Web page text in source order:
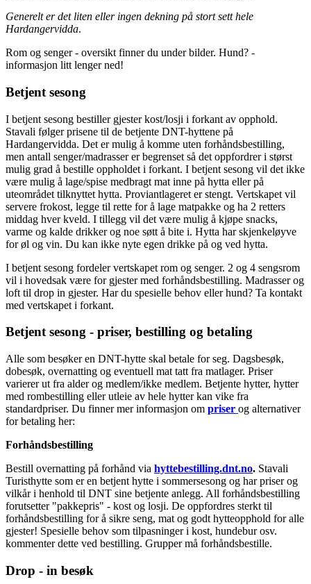
Generelt er det liten eller ingen dekning på stort sett hele
Hardangervidda.
Rom og senger - oversikt finner du under bilder. Hund? -
informasjon litt lenger ned!
Betjent sesong
I betjent sesong bestiller gjester kost/losji i forkant av opphold.
Stavali følger prisene til de betjente DNT-hyttene på
Hardangervidda. Det er mulig å komme uten forhåndsbestilling,
men antall senger/madrasser er begrenset så det oppfordrer i størst
mulig grad å bestille oppholdet i forkant. I betjent sesong vil det ikke
være mulig å lage/spise medbragt mat inne på hytta eller på
uteområdet tilknyttet hytta. Proviantlageret er stengt. Vertskapet vil
servere frokost, legge til rette for å lage matpakke og ha 2 retters
middag hver kveld. I tillegg vil det være mulig å kjøpe snacks,
varme og kalde drikker og noe søtt å bite i. Hytta har skjenkeløyve
for øl og vin. Du kan ikke nyte egen drikke på og ved hytta.
I betjent sesong fordeler vertskapet rom og senger. 2 og 4 sengsrom
vil i hovedsak være for gjester med forhåndsbestilling. Madrasser og
loft til drop in gjester. Har du spesielle behov eller hund? Ta kontakt
med vertskapet i forkant.
Betjent sesong - priser, bestilling og betaling
Alle som besøker en DNT-hytte skal betale for seg. Dagsbesøk,
dobesøk, overnatting og eventuell mat tatt fra matlager. Priser
varierer ut fra alder og medlem/ikke medlem. Betjente hytter, hytter
med rombestilling eller utleie av hele hytter kan vike fra
standardpriser. Du finner mer informasjon om priser og alternativer
for betaling her:
Forhåndsbestilling
Bestill overnatting på forhånd via hyttebestilling.dnt.no. Stavali
Turisthytte som er en betjent hytte i sommersesong og har priser og
vilkår i henhold til DNT sine betjente anlegg. All forhåndsbestilling
forutsetter "pakkepris" - kost og losji. De oppfordres sterkt til
forhåndsbestilling for å sikre seng, mat og godt hytteopphold for alle
gjester! Spesielle behov som tilpasninger i kost, hundebur osv.
kommenter dette ved bestilling. Grupper må forhåndsbestille.
Drop - in besøk